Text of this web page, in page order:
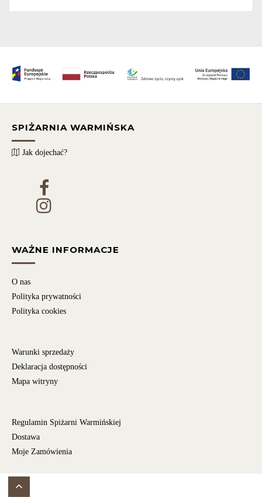
SPIŻARNIA WARMIŃSKA
Jak dojechać?
WAŻNE INFORMACJE
O nas
Polityka prywatności
Polityka cookies
Warunki sprzedaży
Deklaracja dostępności
Mapa witryny
Regulamin Spiżarni Warmińskiej
Dostawa
Moje Zamówienia